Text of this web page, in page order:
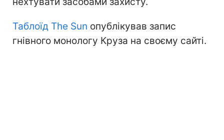
Таблоїд The Sun опублікував запис
гнівного монологу Круза на своєму сайті.